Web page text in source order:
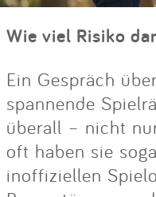
Wie viel Risiko
Ein Gespräch
spannende
überall – nicht
oft haben sie
inoffiziellen